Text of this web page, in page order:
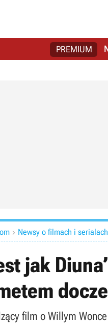
PREMIUM
 Newsy o filmach i serialach
jak
film o Willym